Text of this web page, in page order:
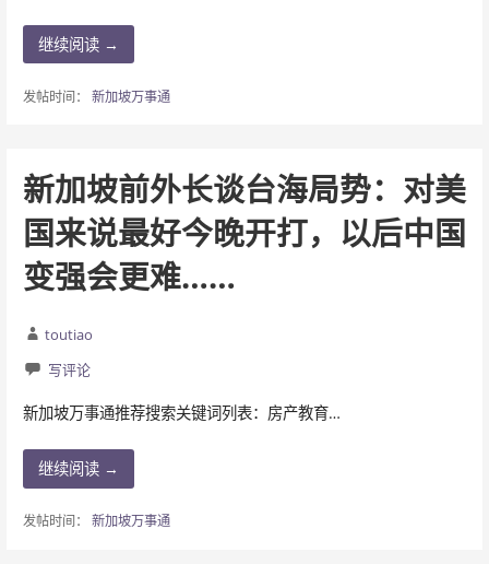
继续阅读 →
发帖时间： 新加坡万事通
新加坡前外长谈台海局势：对美
国来说最好今晚开打，以后中国
变强会更难……
toutiao
写评论
新加坡万事通推荐搜索关键词列表：房产教育…
继续阅读 →
发帖时间： 新加坡万事通